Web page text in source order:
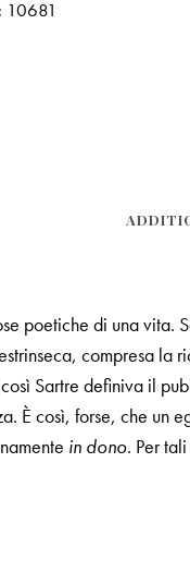
10681
poetiche di una vita.
compresa la
Sartre definiva il
È così, forse, che un
in dono. Per